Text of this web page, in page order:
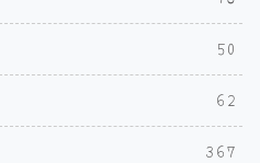
50
62
367